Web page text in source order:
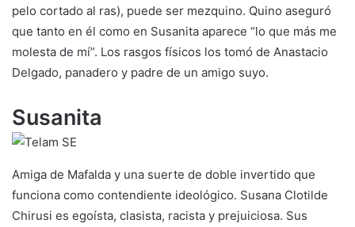
pelo cortado al ras), puede ser mezquino. Quino aseguró
que tanto en él como en Susanita aparece “lo que más me
molesta de mí”. Los rasgos físicos los tomó de Anastacio
Delgado, panadero y padre de un amigo suyo.
Susanita
Amiga de Mafalda y una suerte de doble invertido que
funciona como contendiente ideológico. Susana Clotilde
Chirusi es egoísta, clasista, racista y prejuiciosa. Sus